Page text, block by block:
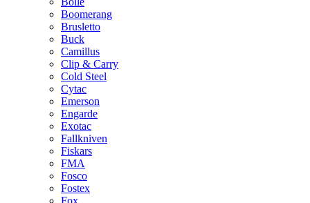
Boomerang
Brusletto
Buck
Camillus
Clip & Carry
Cold Steel
Cytac
Emerson
Engarde
Exotac
Fallkniven
Fiskars
FMA
Fosco
Fostex
Fox